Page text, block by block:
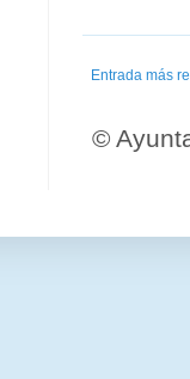
Entrada más
©